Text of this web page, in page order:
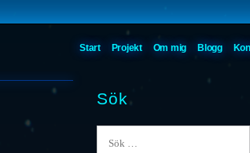
Start Projekt Om mig Blogg
Sök